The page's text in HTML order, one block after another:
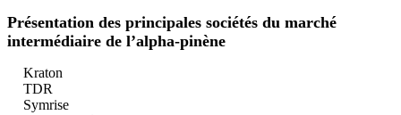
Présentation des principales sociétés du marché
intermédiaire de l’alpha-pinène
Kraton
TDR
Symrise